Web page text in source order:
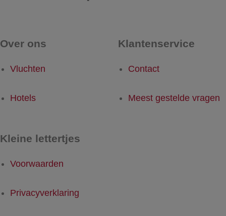
Over ons
Vluchten
Hotels
Klantenservice
Contact
Meest gestelde vragen
Kleine lettertjes
Voorwaarden
Privacyverklaring